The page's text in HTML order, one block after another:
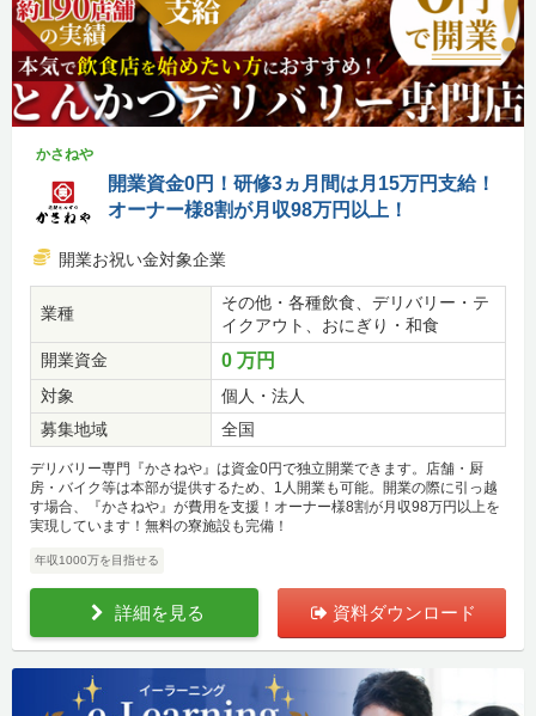
かさねや
開業資金0円！研修3ヵ月間は月15万円支給！
オーナー様8割が月収98万円以上！
開業お祝い金対象企業
業種
その他・各種飲食、デリバリー・テ
イクアウト、おにぎり・和食
開業資金
0 万円
対象
個人・法人
募集地域
全国
デリバリー専門『かさねや』は資金0円で独立開業できます。店舗・厨
房・バイク等は本部が提供するため、1人開業も可能。開業の際に引っ越
す場合、『かさねや』が費用を支援！オーナー様8割が月収98万円以上を
実現しています！無料の寮施設も完備！
年収1000万を目指せる
詳細を見る 資料ダウンロード